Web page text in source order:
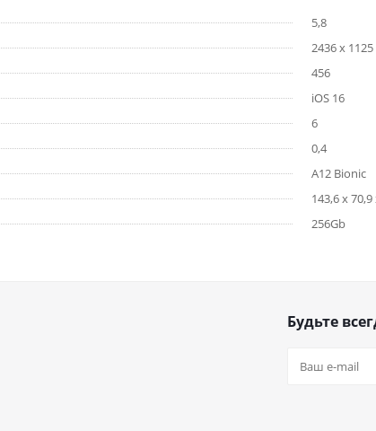
5,8
2436 x 1125
456
iOS 16
6
0,4
A12 Bionic
143,6 x 70,9
256Gb
Будьте